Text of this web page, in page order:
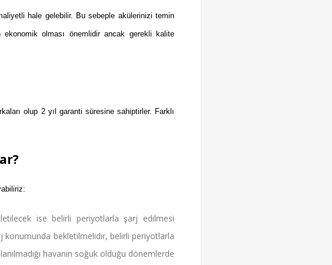
hale gelebilir. Bu sebeple akülerinizi temin
ekonomik olması önemlidir ancak gerekli kalite
olup 2 yıl garanti süresine sahiptirler. Farklı
ise belirli periyotlarla şarj edilmesi
konumunda bekletilmelidir, belirli periyotlarla
havanın soğuk olduğu dönemlerde